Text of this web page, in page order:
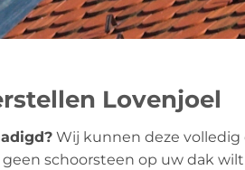
Lovenjoel
Wij kunnen deze
schoorsteen op uw dak